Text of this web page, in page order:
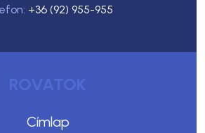
+36 (92) 955-955
ROVATOK
Címlap